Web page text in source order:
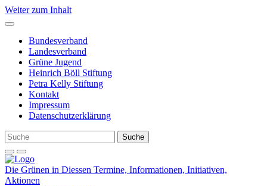
Weiter zum Inhalt
Bundesverband
Landesverband
Grüne Jugend
Heinrich Böll Stiftung
Petra Kelly Stiftung
Kontakt
Impressum
Datenschutzerklärung
Die Grünen in Diessen Termine, Informationen, Initiativen,
Aktionen